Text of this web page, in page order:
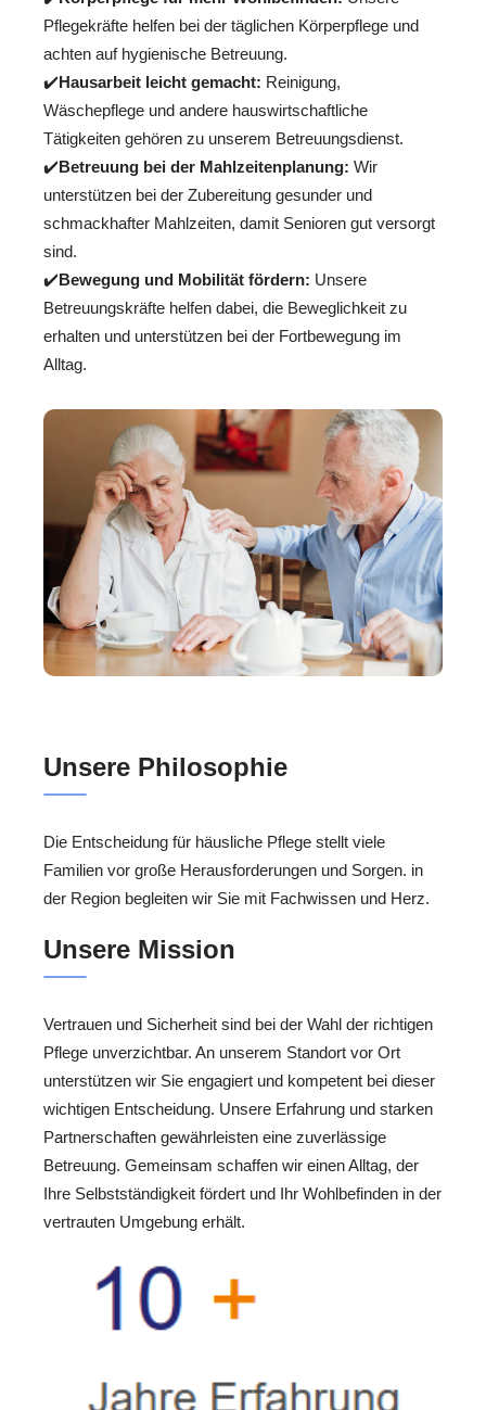
Pflegekräfte helfen bei der täglichen Körperpflege und
achten auf hygienische Betreuung.
✔️Hausarbeit leicht gemacht: Reinigung,
Wäschepflege und andere hauswirtschaftliche
Tätigkeiten gehören zu unserem Betreuungsdienst.
✔️Betreuung bei der Mahlzeitenplanung: Wir
unterstützen bei der Zubereitung gesunder und
schmackhafter Mahlzeiten, damit Senioren gut versorgt
sind.
✔️Bewegung und Mobilität fördern: Unsere
Betreuungskräfte helfen dabei, die Beweglichkeit zu
erhalten und unterstützen bei der Fortbewegung im
Alltag.
Unsere Philosophie
Die Entscheidung für häusliche Pflege stellt viele
Familien vor große Herausforderungen und Sorgen. in
der Region begleiten wir Sie mit Fachwissen und Herz.
Unsere Mission
Vertrauen und Sicherheit sind bei der Wahl der richtigen
Pflege unverzichtbar. An unserem Standort vor Ort
unterstützen wir Sie engagiert und kompetent bei dieser
wichtigen Entscheidung. Unsere Erfahrung und starken
Partnerschaften gewährleisten eine zuverlässige
Betreuung. Gemeinsam schaffen wir einen Alltag, der
Ihre Selbstständigkeit fördert und Ihr Wohlbefinden in der
vertrauten Umgebung erhält.